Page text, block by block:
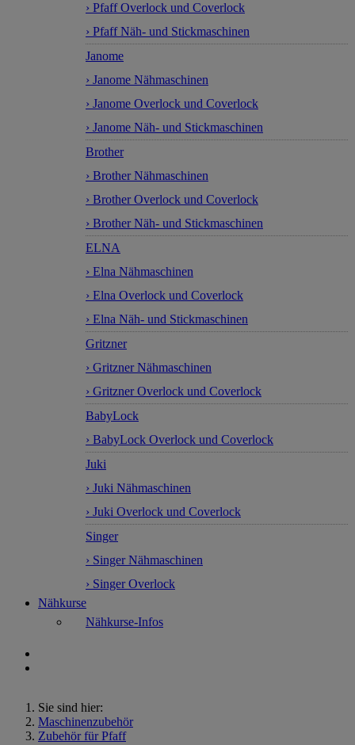
› Pfaff Overlock und Coverlock
› Pfaff Näh- und Stickmaschinen
Janome
› Janome Nähmaschinen
› Janome Overlock und Coverlock
› Janome Näh- und Stickmaschinen
Brother
› Brother Nähmaschinen
› Brother Overlock und Coverlock
› Brother Näh- und Stickmaschinen
ELNA
› Elna Nähmaschinen
› Elna Overlock und Coverlock
› Elna Näh- und Stickmaschinen
Gritzner
› Gritzner Nähmaschinen
› Gritzner Overlock und Coverlock
BabyLock
› BabyLock Overlock und Coverlock
Juki
› Juki Nähmaschinen
› Juki Overlock und Coverlock
Singer
› Singer Nähmaschinen
› Singer Overlock
Nähkurse
Nähkurse-Infos
Sie sind hier:
Maschinenzubehör
Zubehör für Pfaff